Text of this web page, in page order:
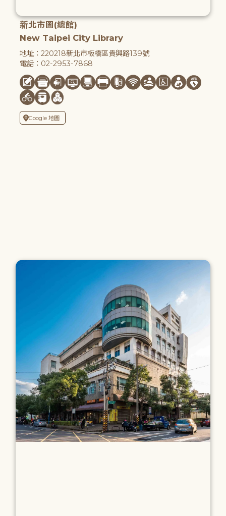
新北市圖(總館)
New Taipei City Library
地址：220218新北市板橋區貴興路139號
電話：02-2953-7868
Google 地圖